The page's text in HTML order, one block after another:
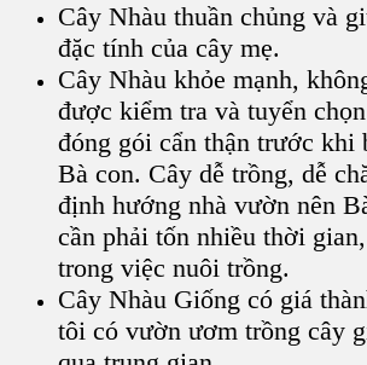
Cây Nhàu thuần chủng và
đặc tính của cây mẹ.
Cây Nhàu khỏe mạnh,
được kiểm tra và tuyển
đóng gói cẩn thận trước khi
Bà con. Cây dễ trồng, dễ
định hướng nhà vườn nên
cần phải tốn nhiều thời
trong việc nuôi trồng.
Cây Nhàu Giống có giá
tôi có vườn ươm trồng cây